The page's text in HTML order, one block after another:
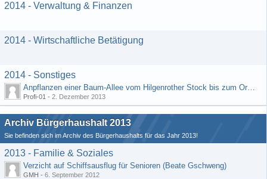
2014 - Verwaltung & Finanzen
2014 - Wirtschaftliche Betätigung
2014 - Sonstiges
Anpflanzen einer Baum-Allee vom Hilgenrother Stock bis zum Ortseingang
Profi-01 - 2. Dezember 2013
Archiv Bürgerhaushalt 2013
Sie befinden sich im Archiv des Bürgerhaushalts für das Jahr 2013!
2013 - Familie & Soziales
Verzicht auf Schiffsausflug für Senioren (Beate Gschweng)
GMH - 6. September 2012